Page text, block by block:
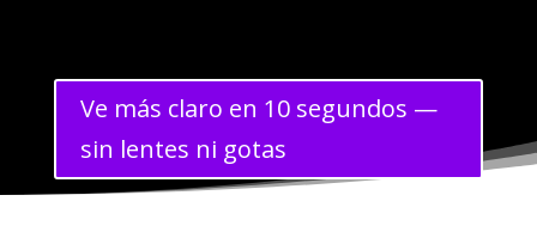
Ve más claro en 10 segundos —
sin lentes ni gotas